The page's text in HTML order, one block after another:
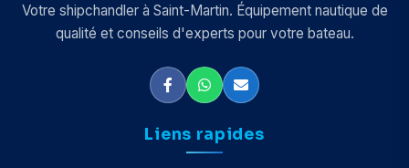
Votre shipchandler à Saint-Martin. Équipement nautique de
qualité et conseils d'experts pour votre bateau.
Liens rapides